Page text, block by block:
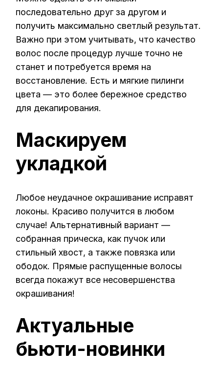
последовательно друг за другом и
получить максимально светлый результат.
Важно при этом учитывать, что качество
волос после процедур лучше точно не
станет и потребуется время на
восстановление. Есть и мягкие пилинги
цвета — это более бережное средство
для декапирования.
Маскируем
укладкой
Любое неудачное окрашивание исправят
локоны. Красиво получится в любом
случае! Альтернативный вариант —
собранная прическа, как пучок или
стильный хвост, а также повязка или
ободок. Прямые распущенные волосы
всегда покажут все несовершенства
окрашивания!
Актуальные
бьюти-новинки